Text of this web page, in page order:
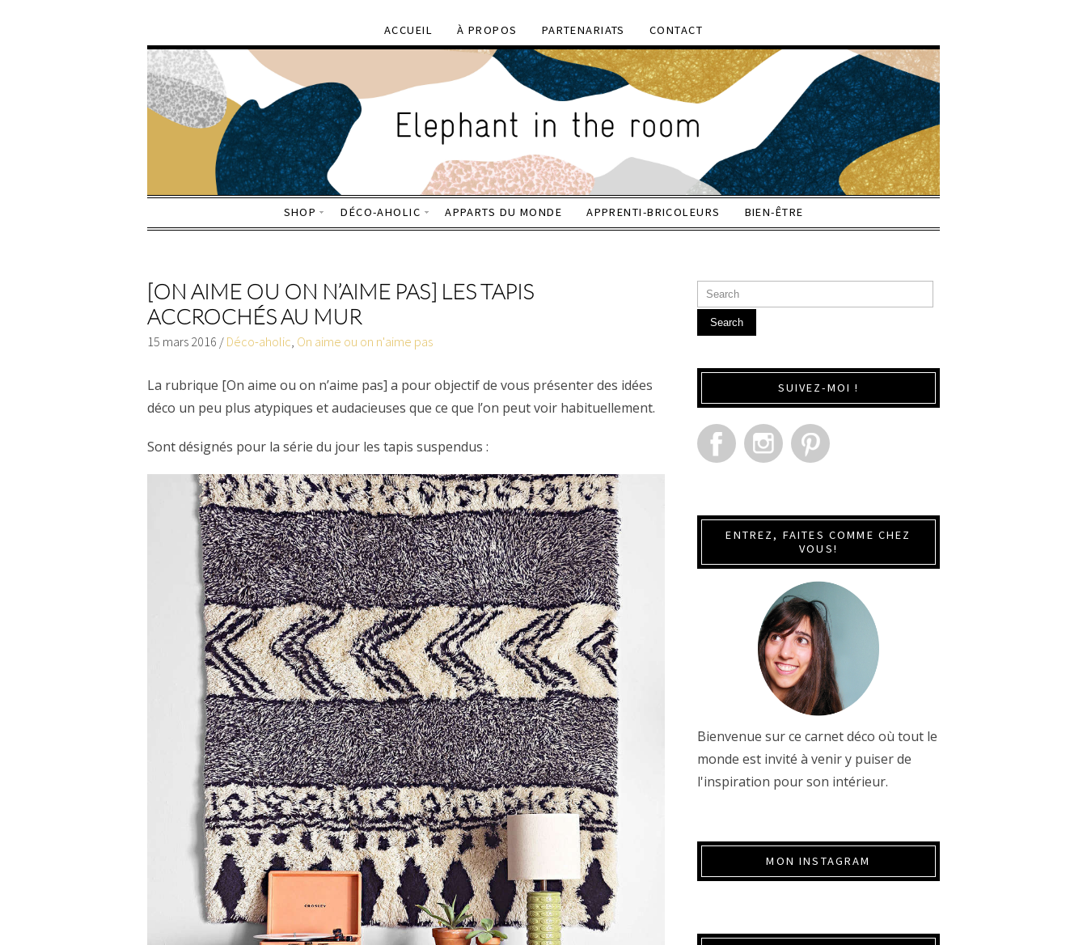
ACCUEIL À PROPOS PARTENARIATS CONTACT
SHOP DÉCO-AHOLIC APPARTS DU MONDE APPRENTI-BRICOLEURS BIEN-ÊTRE
[ON AIME OU ON N’AIME PAS] LES TAPIS
ACCROCHÉS AU MUR
15 mars 2016 / Déco-aholic, On aime ou on n'aime pas
La rubrique [On aime ou on n’aime pas] a pour objectif de vous présenter des idées
déco un peu plus atypiques et audacieuses que ce que l’on peut voir habituellement.
Sont désignés pour la série du jour les tapis suspendus :
Search
SUIVEZ-MOI !
ENTREZ, FAITES COMME CHEZ
VOUS!
Bienvenue sur ce carnet déco où tout le
monde est invité à venir y puiser de
l'inspiration pour son intérieur.
MON INSTAGRAM